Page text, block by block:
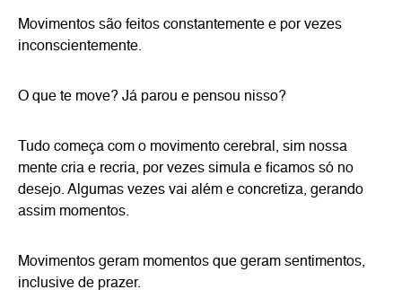
Movimentos são feitos constantemente e por vezes
inconscientemente.
O que te move? Já parou e pensou nisso?
Tudo começa com o movimento cerebral, sim nossa
mente cria e recria, por vezes simula e ficamos só no
desejo. Algumas vezes vai além e concretiza, gerando
assim momentos.
Movimentos geram momentos que geram sentimentos,
inclusive de prazer.